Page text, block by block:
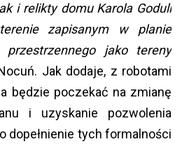
i relikty domu Karola Goduli
zapisanym w planie
przestrzennego jako tereny
Jak dodaje, z robotami
będzie poczekać na zmianę
i uzyskanie pozwolenia
dopełnienie tych formalności